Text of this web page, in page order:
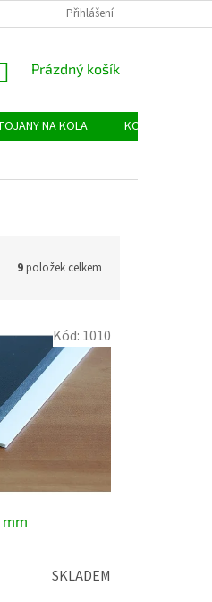
OSOBNÍCH ÚDAJŮ
Přihlášení
NÁKUPNÍ
Prázdný košík
NA KOLA KONTAKTY
9položek celkem
mm
SKLADEM
Kód: 1010